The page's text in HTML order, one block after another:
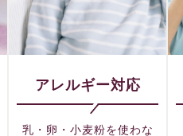
アレルギー対応
乳・卵・小麦粉を使わな